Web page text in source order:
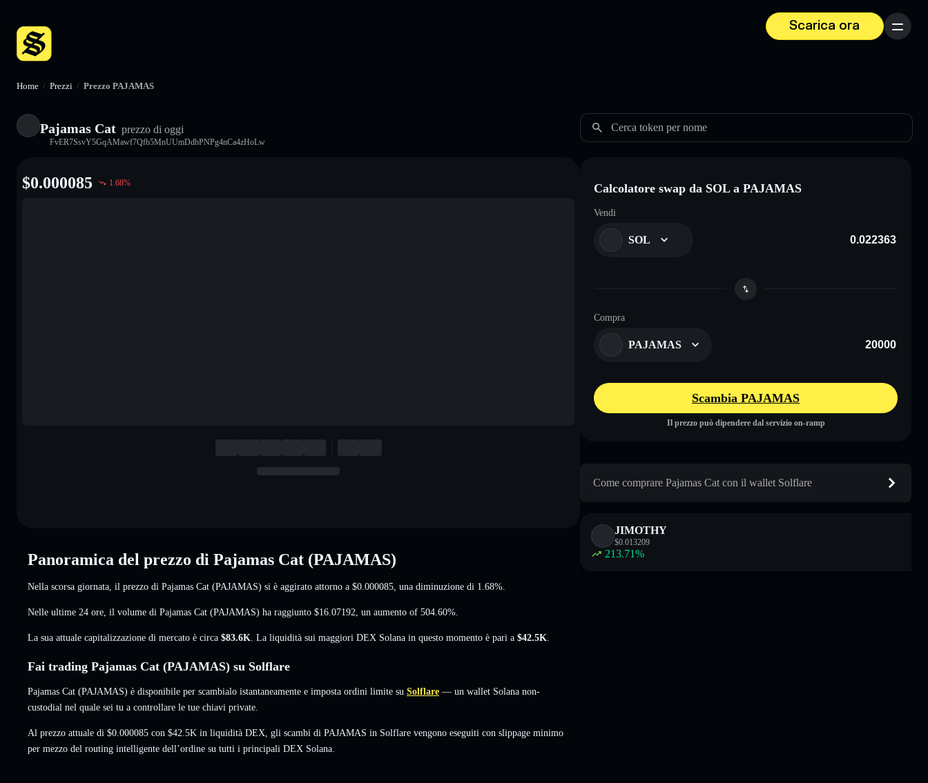
Scarica ora
Menu
Home / Prezzi / Prezzo PAJAMAS
Pajamas Cat prezzo di oggi
FvER7SsvY5GqAMawf7Qfb5MnUUmDdbPNPg4nCa4zHoLw
Cerca token per nome
$0.000085 1.68%
Panoramica del prezzo di Pajamas Cat (PAJAMAS)
Nella scorsa giornata, il prezzo di Pajamas Cat (PAJAMAS) si è aggirato attorno a $0.000085 , una diminuzione di 1.68%
Nelle ultime 24 ore, il volume di Pajamas Cat (PAJAMAS) ha raggiunto $16.07192 un aumento of 504.60%
La sua attuale capitalizzazione di mercato è circa $83.6K . La liquidità sui maggiori DEX Solana in questo momento è pari a $42.5K
Fai trading Pajamas Cat (PAJAMAS) su Solflare
Pajamas Cat (PAJAMAS) è disponibile per scambialo istantaneamente e imposta ordini limite su Solflare — un wallet Solana non-
custodial nel quale sei tu a controllare le tue chiavi private.
Al prezzo attuale di $0.000085 con $42.5K in liquidità DEX, gli scambi di PAJAMAS in Solflare vengono eseguiti con slippage minimo
per mezzo del routing intelligente dell’ordine su tutti i principali DEX Solana.
Calcolatore swap da SOL a PAJAMAS
Vendi
SOL
Compra
PAJAMAS
Scambia PAJAMAS
Il prezzo può dipendere dal servizio on-ramp
Come comprare Pajamas Cat con il wallet Solflare
JIMOTHY
$0.013209
213.71%